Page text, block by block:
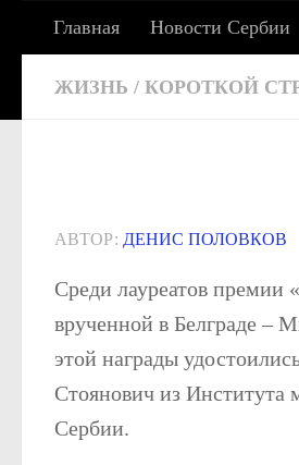
Под записью
СЕРБСКИЕ
Сербия сегодня: жизнь,
Главная Новости Сербии
ЖИЗНЬ / КОРОТКОЙ
АВТОР: ДЕНИС ПОЛОВКОВ
Среди лауреатов премии
врученной в Белграде –
этой награды
Стоянович из Института
Сербии.